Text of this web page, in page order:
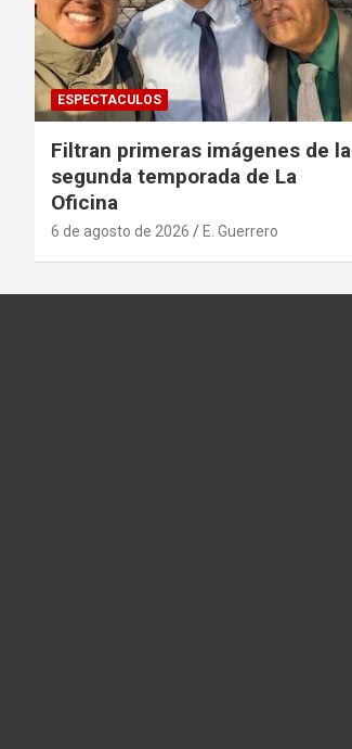
ESPECTACULOS
Filtran primeras imágenes de la
segunda temporada de La
Oficina
6 de agosto de 2026 E. Guerrero